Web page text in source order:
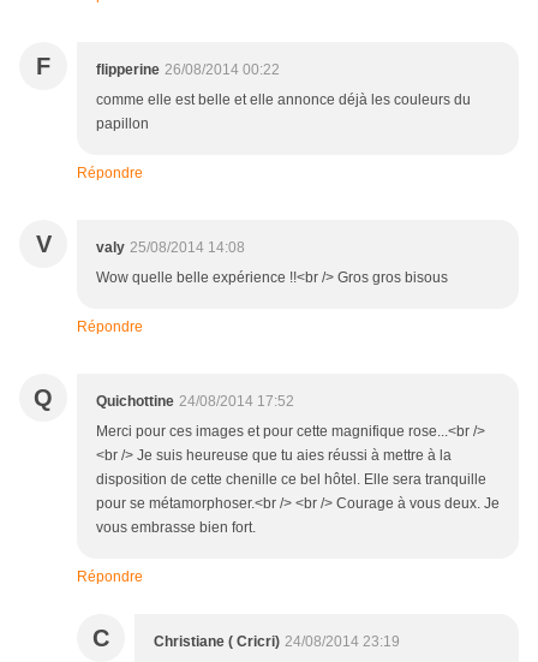
F flipperine 26/08/2014 00:22
comme elle est belle et elle annonce déjà les couleurs du
papillon
Répondre
V valy 25/08/2014 14:08
Wow quelle belle expérience !!<br /> Gros gros bisous
Répondre
Q Quichottine 24/08/2014 17:52
Merci pour ces images et pour cette magnifique rose...<br />
<br /> Je suis heureuse que tu aies réussi à mettre à la
disposition de cette chenille ce bel hôtel. Elle sera tranquille
pour se métamorphoser.<br /> <br /> Courage à vous deux. Je
vous embrasse bien fort.
Répondre
C Christiane ( Cricri) 24/08/2014 23:19